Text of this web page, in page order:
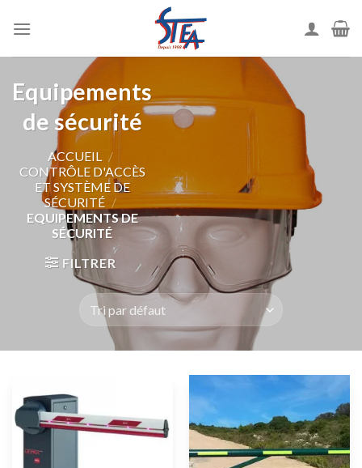
Equipements
de sécurité
ACCUEIL /
CONTRÔLE D'ACCÈS
ET SYSTÈME DE
SÉCURITÉ /
EQUIPEMENTS DE
SÉCURITÉ
FILTRER